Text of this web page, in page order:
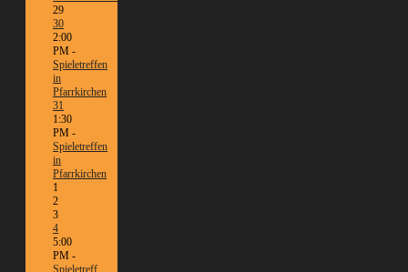
29
30
2:00
PM -
Spieletreffen
in
Pfarrkirchen
31
1:30
PM -
Spieletreffen
in
Pfarrkirchen
1
2
3
4
5:00
PM -